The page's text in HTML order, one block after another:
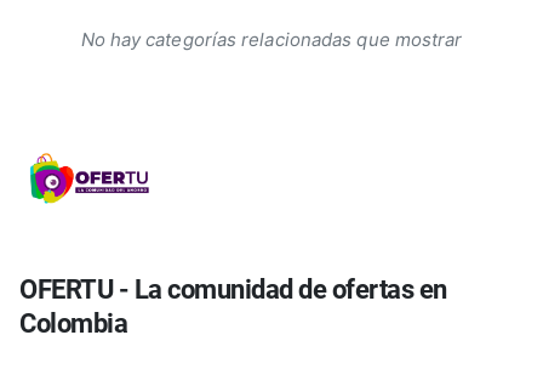
No hay categorías relacionadas que mostrar
OFERTU - La comunidad de ofertas en
Colombia